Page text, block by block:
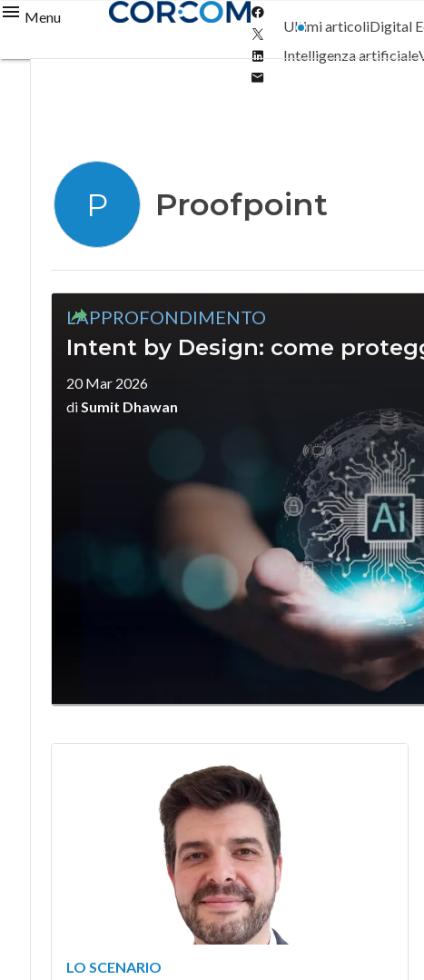
Menu
Twitter
Linkedin
Ultimi articoliDigital
Intelligenza artificiale
P Proofpoint
L'APPROFONDIMENTO
Intent by Design: come
20 Mar 2026
diSumit Dhawan
LO SCENARIO